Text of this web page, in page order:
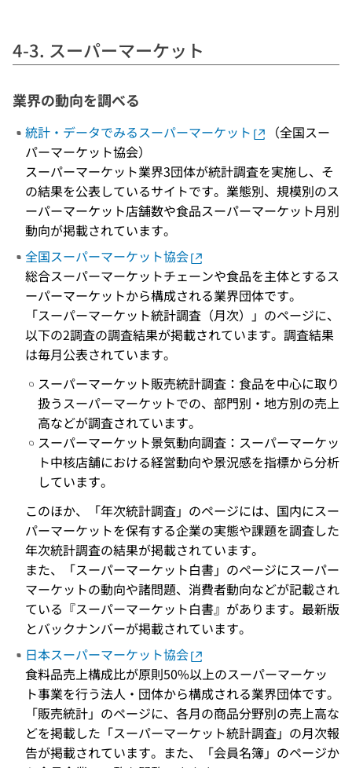
4-3. スーパーマーケット
業界の動向を調べる
統計・データでみるスーパーマーケット
（全国スー
パーマーケット協会）
スーパーマーケット業界3団体が統計調査を実施し、そ
の結果を公表しているサイトです。業態別、規模別のス
ーパーマーケット店舗数や食品スーパーマーケット月別
動向が掲載されています。
全国スーパーマーケット協会
総合スーパーマーケットチェーンや食品を主体とするス
ーパーマーケットから構成される業界団体です。
「スーパーマーケット統計調査（月次）」のページに、
以下の2調査の調査結果が掲載されています。調査結果
は毎月公表されています。
スーパーマーケット販売統計調査：食品を中心に取り
扱うスーパーマーケットでの、部門別・地方別の売上
高などが調査されています。
スーパーマーケット景気動向調査：スーパーマーケッ
ト中核店舗における経営動向や景況感を指標から分析
しています。
このほか、「年次統計調査」のページには、国内にスー
パーマーケットを保有する企業の実態や課題を調査した
年次統計調査の結果が掲載されています。
また、「スーパーマーケット白書」のページにスーパー
マーケットの動向や諸問題、消費者動向などが記載され
ている『スーパーマーケット白書』があります。最新版
とバックナンバーが掲載されています。
日本スーパーマーケット協会
食料品売上構成比が原則50%以上のスーパーマーケッ
ト事業を行う法人・団体から構成される業界団体です。
「販売統計」のページに、各月の商品分野別の売上高な
どを掲載した「スーパーマーケット統計調査」の月次報
告が掲載されています。また、「会員名簿」のページか